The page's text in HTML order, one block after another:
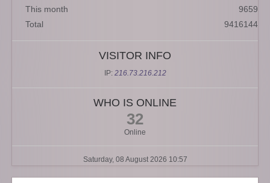
This month
9659
Total
9416144
VISITOR INFO
IP: 216.73.216.212
WHO IS ONLINE
32
Online
Saturday, 08 August 2026 10:57